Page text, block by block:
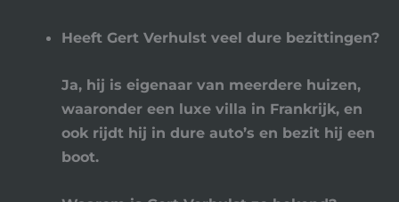
Heeft Gert Verhulst veel dure bezittingen?
Ja, hij is eigenaar van meerdere huizen,
waaronder een luxe villa in Frankrijk, en
ook rijdt hij in dure auto’s en bezit hij een
boot.